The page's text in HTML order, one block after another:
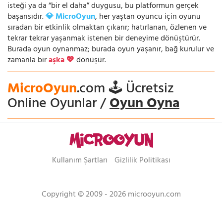
isteği ya da “bir el daha” duygusu, bu platformun gerçek
başarısıdır.💎 MicroOyun, her yaştan oyuncu için oyunu
sıradan bir etkinlik olmaktan çıkarır; hatırlanan, özlenen ve
tekrar tekrar yaşanmak istenen bir deneyime dönüştürür.
Burada oyun oynanmaz; burada oyun yaşanır, bağ kurulur ve
zamanla biraşka 💖dönüşür.
MicroOyun.com 🕹️ Ücretsiz
Online Oyunlar /Oyun Oyna
Kullanım Şartları Gizlilik Politikası
Copyright © 2009 - 2026 microoyun.com